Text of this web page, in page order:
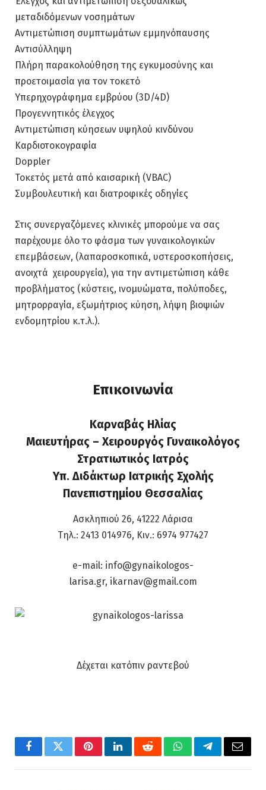
μεταδιδόμενων νοσημάτων
Αντιμετώπιση συμπτωμάτων εμμηνόπαυσης
Αντισύλληψη
Πλήρη παρακολούθηση της εγκυμοσύνης και
προετοιμασία για τον τοκετό
Υπερηχογράφημα εμβρύου (3D/4D)
Προγεννητικός έλεγχος
Αντιμετώπιση κύησεων υψηλού κινδύνου
Καρδιοτοκογραφία
Doppler
Τοκετός μετά από καισαρική (VBAC)
Συμβουλευτική και διατροφικές οδηγίες
Στις συνεργαζόμενες κλινικές μπορούμε να σας
παρέχουμε όλο το φάσμα των γυναικολογικών
επεμβάσεων, (λαπαροσκοπικά, υστεροσκοπήσεις,
ανοιχτά χειρουργεία), για την αντιμετώπιση κάθε
προβλήματος (κύστεις, ινομυώματα, πολύποδες,
μητρορραγία, εξωμήτριος κύηση, λήψη βιοψιών
ενδομητρίου κ.τ.λ.).
Επικοινωνία
Καρναβάς Ηλίας
Μαιευτήρας – Χειρουργός Γυναικολόγος
Στρατιωτικός Ιατρός
Υπ. Διδάκτωρ Ιατρικής Σχολής
Πανεπιστημίου Θεσσαλίας
Ασκληπιού 26, 41222 Λάρισα
Τηλ.: 2413 014976, Κιν.: 6974 977427
e-mail: info@gynaikologos-
larisa.gr, ikarnav@gmail.com
Δέχεται κατόπιν ραντεβού
FacebookTwitterPinterestLinkedInRedditWhatsAppTelegramEmail